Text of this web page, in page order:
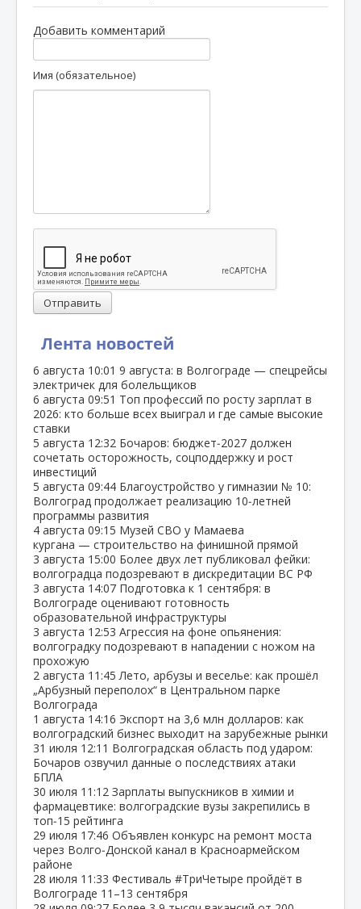
Лента новостей
6 августа 10:01 9 августа: в Волгограде — спецрейсы
электричек для болельщиков
6 августа 09:51 Топ профессий по росту зарплат в
2026: кто больше всех выиграл и где самые высокие
ставки
5 августа 12:32 Бочаров: бюджет‑2027 должен
сочетать осторожность, соцподдержку и рост
инвестиций
5 августа 09:44 Благоустройство у гимназии № 10:
Волгоград продолжает реализацию 10‑летней
программы развития
4 августа 09:15 Музей СВО у Мамаева
кургана — строительство на финишной прямой
3 августа 15:00 Более двух лет публиковал фейки:
волгоградца подозревают в дискредитации ВС РФ
3 августа 14:07 Подготовка к 1 сентября: в
Волгограде оценивают готовность
образовательной инфраструктуры
3 августа 12:53 Агрессия на фоне опьянения:
волгоградку подозревают в нападении с ножом на
прохожую
2 августа 11:45 Лето, арбузы и веселье: как прошёл
„Арбузный переполох“ в Центральном парке
Волгограда
1 августа 14:16 Экспорт на 3,6 млн долларов: как
волгоградский бизнес выходит на зарубежные рынки
31 июля 12:11 Волгоградская область под ударом:
Бочаров озвучил данные о последствиях атаки
БПЛА
30 июля 11:12 Зарплаты выпускников в химии и
фармацевтике: волгоградские вузы закрепились в
топ‑15 рейтинга
29 июля 17:46 Объявлен конкурс на ремонт моста
через Волго‑Донской канал в Красноармейском
районе
28 июля 11:33 Фестиваль #ТриЧетыре пройдёт в
Волгограде 11–13 сентября
Добавить комментарий
Имя (обязательное)
Отправить